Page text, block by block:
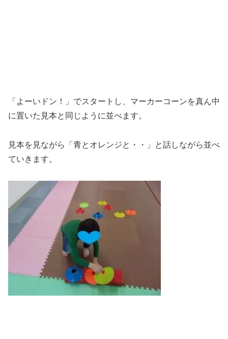
「よーいドン！」でスタートし、マーカーコーンを真ん中
に置いた見本と同じように並べます。
見本を見ながら「青とオレンジと・・」と話しながら並べ
ていきます。